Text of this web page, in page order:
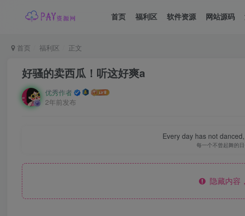
首页 福利区 软件资源 网站源码
首页 福利区 正文
好骚的卖西瓜！听这好爽a
优秀作者
2年前发布
Every day has not
每一个不曾起舞的
隐藏内容